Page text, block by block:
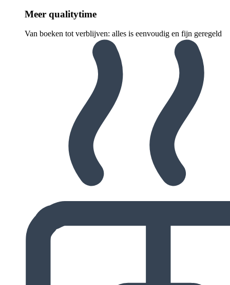
Meer quali­ty­time
Van boeken tot verblijven: alles is eenvoudig en fijn geregeld